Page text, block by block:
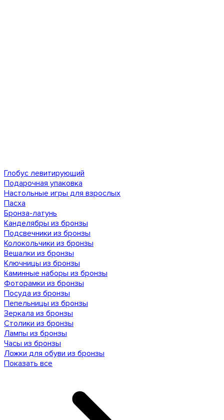
Глобус левитирующий
Подарочная упаковка
Настольные игры для взрослых
Пасха
Бронза-латунь
Канделябры из бронзы
Подсвечники из бронзы
Колокольчики из бронзы
Вешалки из бронзы
Ключницы из бронзы
Каминные наборы из бронзы
Фоторамки из бронзы
Посуда из бронзы
Пепельницы из бронзы
Зеркала из бронзы
Столики из бронзы
Лампы из бронзы
Часы из бронзы
Ложки для обуви из бронзы
Показать все